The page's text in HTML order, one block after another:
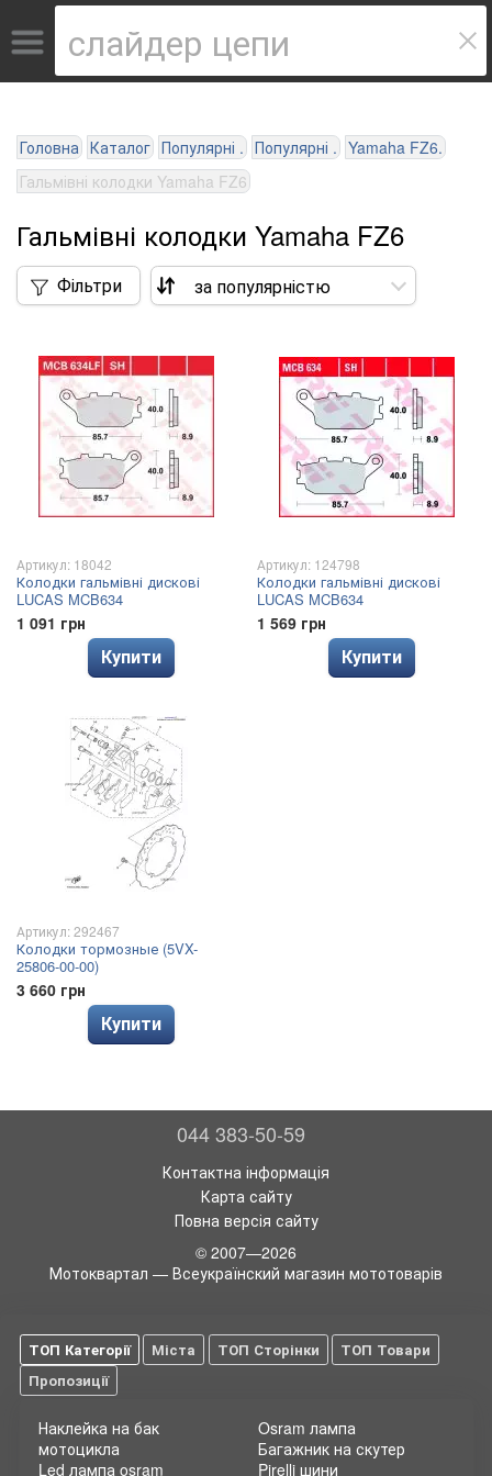
Головна Каталог Популярні . Популярні . Yamaha FZ6.
Гальмівні колодки Yamaha FZ6
Гальмівні колодки Yamaha FZ6
Фільтри
Артикул: 18042
Колодки гальмівні дискові
LUCAS MCB634
1 091 грн
Купити
Артикул: 124798
Колодки гальмівні дискові
LUCAS MCB634
1 569 грн
Купити
Артикул: 292467
Колодки тормозные (5VX-
25806-00-00)
3 660 грн
Купити
044 383-50-59
Контактна інформація
Карта сайту
Повна версія сайту
© 2007—2026
Мотоквартал — Всеукраїнский магазин мототоварів
ТОП Категорії Міста ТОП Сторінки
ТОП Товари
Пропозиції
Наклейка на бак
мотоцикла
Led лампа osram
Osram лампа
Багажник на скутер
Pirelli шини